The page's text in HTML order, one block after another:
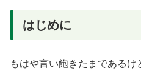
はじめに
もはや言い飽きたまであるけ